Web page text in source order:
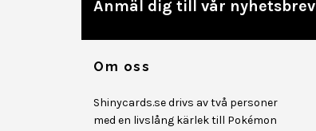
Anmäl dig till vår nyhetsbrev
Om oss
Shinycards.se drivs av två personer
med en livslång kärlek till Pokémon